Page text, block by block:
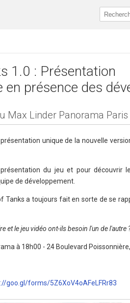
1.0 : Présentation
en présence des
Max Linder Panorama
unique de la nouvelle
du jeu et pour découvrir
de développement.
Tanks a toujours fait en sorte de se
et le jeu vidéo ont-ils besoin l'un de l'autre
à 18h00 - 24 Boulevard
goo.gl/forms/5Z6XoV4oAFeLFRr83